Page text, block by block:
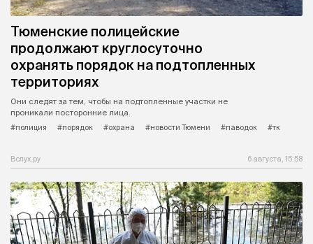
Тюменские полицейские
продолжают круглосуточно
охранять порядок на подтопленных
территориях
Они следят за тем, чтобы на подтопленные участки не
проникали посторонние лица.
#полиция
#порядок #охрана #новости Тюмени #паводок #тк
Вслух.ру 6 августа, 15:58